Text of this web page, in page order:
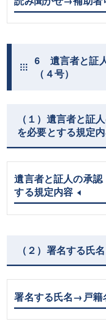
6 遺言者と証
（４号）
（１）遺言者と証
を必要とする規定
遺言者と証人の承
する規定内容
（２）署名する氏
署名する氏名→戸籍